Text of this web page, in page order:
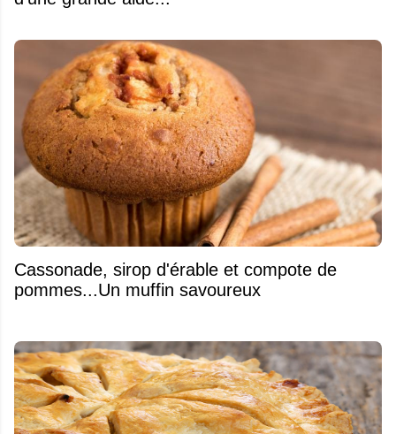
​Cassonade, sirop d'érable et compote de
pommes...Un muffin savoureux